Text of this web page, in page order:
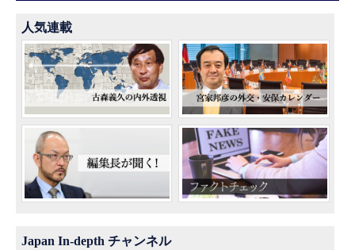
人気連載
Japan In-depth チャンネル